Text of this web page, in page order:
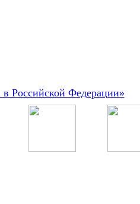
в Российской Федерации»